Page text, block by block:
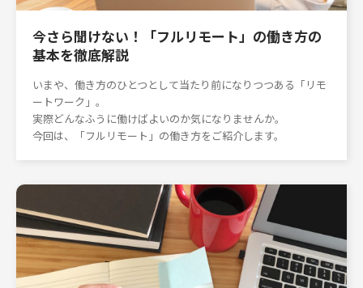
今さら聞けない！「フルリモート」の働き方の
基本を徹底解説
いまや、働き方のひとつとして当たり前になりつつある「リモ
ートワーク」。
実際どんなふうに働けばよいのか気になりませんか。
今回は、「フルリモート」の働き方をご紹介します。